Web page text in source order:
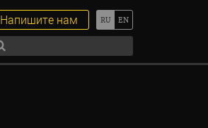
Напишите нам